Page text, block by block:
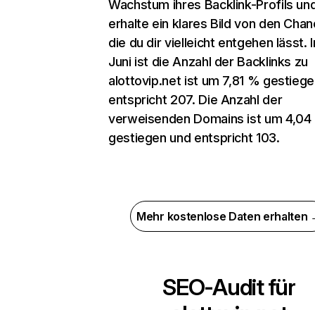
Wachstum ihres Backlink-Profils
erhalte ein klares Bild von den
die du dir vielleicht entgehen lässt.
Juni ist die Anzahl der Backlinks zu
alottovip.net ist um 7,81 %
entspricht 207. Die Anzahl der
verweisenden Domains ist um 4,04
gestiegen und entspricht 103.
Mehr kostenlose Daten erhalten
SEO-Audit für